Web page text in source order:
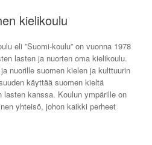
kielikoulu
eli ”Suomi-koulu” on vuonna 1978
lasten ja nuorten oma kielikoulu.
nuorille suomen kielen ja kulttuurin
käyttää suomen kieltä
lasten kanssa. Koulun ympärille on
yhteisö, johon kaikki perheet